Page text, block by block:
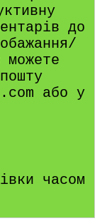
до
можете
або у
часом